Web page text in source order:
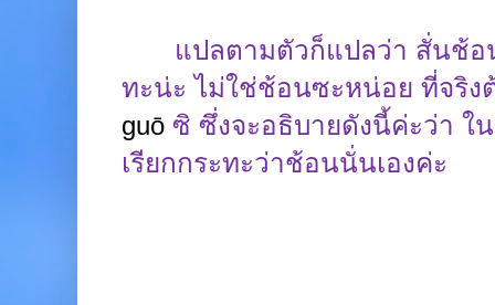
แปลตามตัวก็แปลว่า สั่นช้อ
ทะน่ะ ไม่ใช่ช้อนซะหน่อย ที่จริง
guō ซิ ซึ่งจะอธิบายดังนี้ค่ะว่า
เรียกกระทะว่าช้อนนั่นเองค่ะ